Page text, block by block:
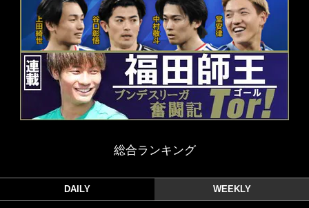
総合ランキング
DAILY WEEKLY